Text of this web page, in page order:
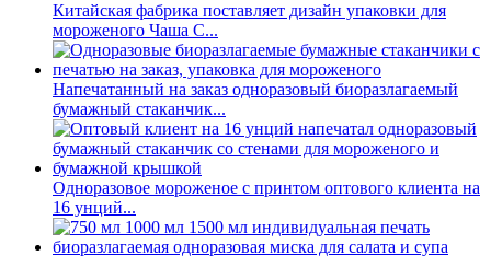
Китайская фабрика поставляет дизайн упаковки для
мороженого Чаша C...
Напечатанный на заказ одноразовый биоразлагаемый
бумажный стаканчик...
Одноразовое мороженое с принтом оптового клиента на
16 унций...